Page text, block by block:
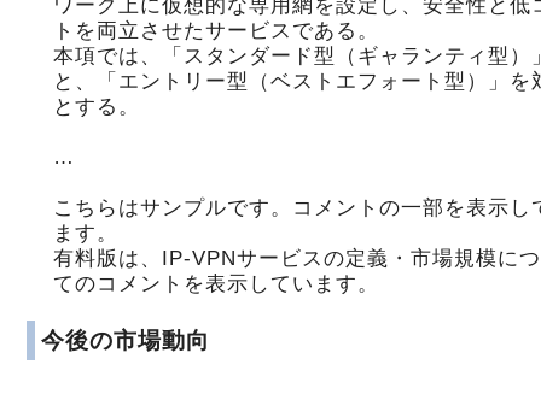
ワーク上に仮想的な専用網を設定し、安全性と低
トを両立させたサービスである。
本項では、「スタンダード型（ギャランティ型）
と、「エントリー型（ベストエフォート型）」を
とする。
…
こちらはサンプルです。コメントの一部を表示し
ます。
有料版は、IP-VPNサービスの定義・市場規模に
てのコメントを表示しています。
今後の市場動向